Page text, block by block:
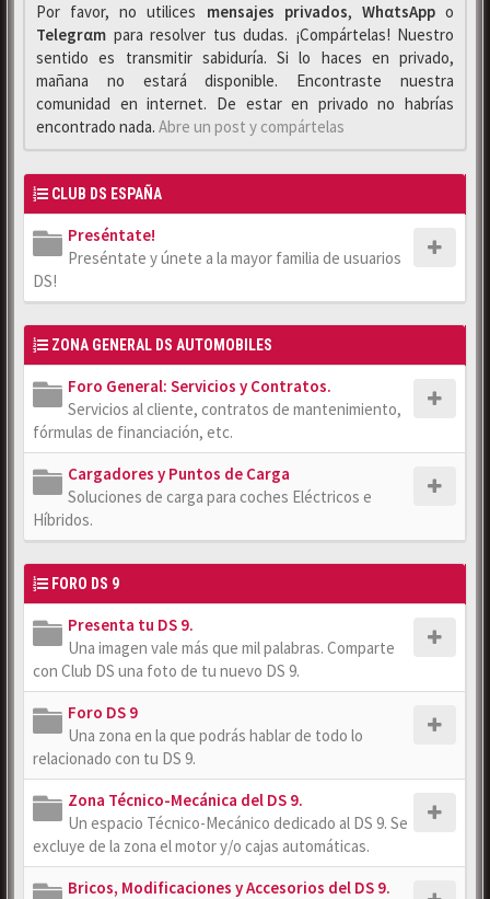
Por favor, no utilices mensajes privados, WhαtsAppo
Telegrαm para resolver tus dudas. ¡Compártelas! Nuestro
sentido es transmitir sabiduría. Si lo haces en privado,
mañana no estará disponible. Encontraste nuestra
comunidad en internet. De estar en privado no habrías
encontrado nada. Abre un post y compártelas
CLUB DS ESPAÑA
Preséntate!
Preséntate y únete a la mayor familia de usuarios
DS!
ZONA GENERAL DS AUTOMOBILES
Foro General: Servicios y Contratos.
Servicios al cliente, contratos de mantenimiento,
fórmulas de financiación, etc.
Cargadores y Puntos de Carga
Soluciones de carga para coches Eléctricos e
Híbridos.
FORO DS 9
Presenta tu DS 9.
Una imagen vale más que mil palabras. Comparte
con Club DS una foto de tu nuevo DS 9.
Foro DS 9
Una zona en la que podrás hablar de todo lo
relacionado con tu DS 9.
Zona Técnico-Mecánica del DS 9.
Un espacio Técnico-Mecánico dedicado al DS 9. Se
excluye de la zona el motor y/o cajas automáticas.
Bricos, Modificaciones y Accesorios del DS 9.